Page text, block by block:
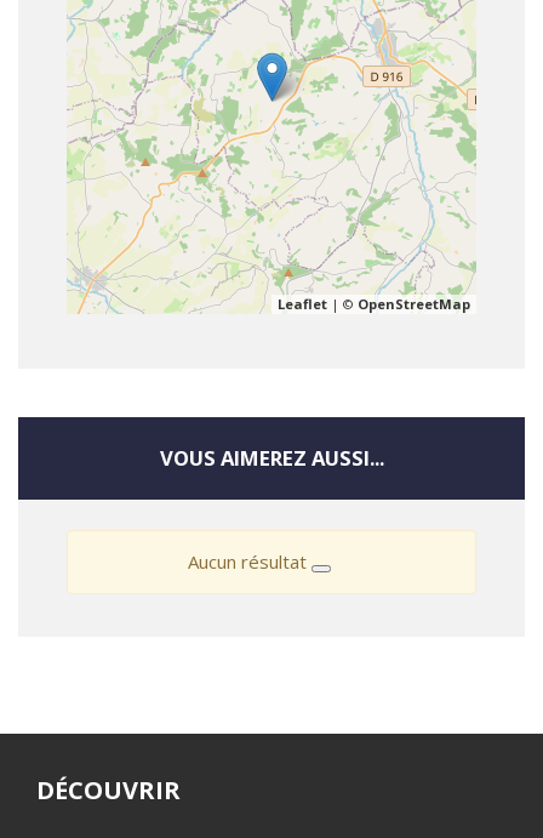
Leaflet | © OpenStreetMap
VOUS AIMEREZ AUSSI...
Aucun résultat
DÉCOUVRIR